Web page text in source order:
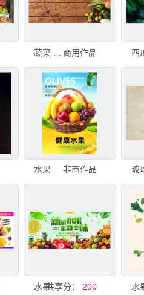
商用作品
水果 非商作品
水果共享分： 200 水